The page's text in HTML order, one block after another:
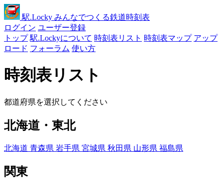
駅.Locky みんなでつくる鉄道時刻表
ログイン ユーザー登録
トップ 駅.Lockyについて 時刻表リスト 時刻表マップ アップ
ロード フォーラム 使い方
時刻表リスト
都道府県を選択してください
北海道・東北
北海道 青森県 岩手県 宮城県 秋田県 山形県 福島県
関東